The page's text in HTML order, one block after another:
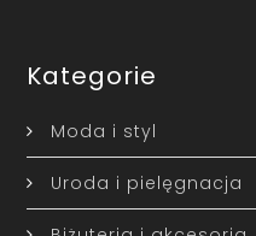
Kategorie
Moda i styl
Uroda i pielęgnacja